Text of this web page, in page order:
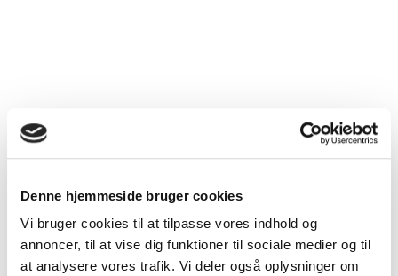
Denne hjemmeside bruger cookies
Vi bruger cookies til at tilpasse vores indhold og
annoncer, til at vise dig funktioner til sociale medier og til
at analysere vores trafik. Vi deler også oplysninger om
Udvendig DUSAV rist alu – Ø125 mm